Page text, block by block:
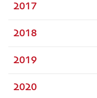
2017
2018
2019
2020